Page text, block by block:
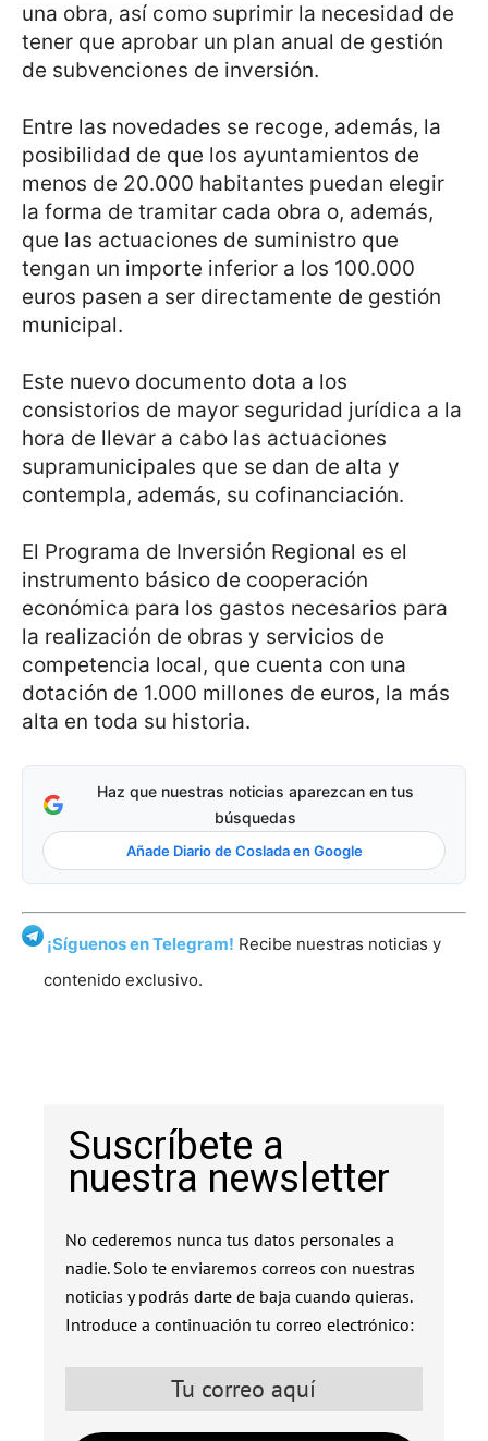
una obra, así como suprimir la necesidad de
tener que aprobar un plan anual de gestión
de subvenciones de inversión.
Entre las novedades se recoge, además, la
posibilidad de que los ayuntamientos de
menos de 20.000 habitantes puedan elegir
la forma de tramitar cada obra o, además,
que las actuaciones de suministro que
tengan un importe inferior a los 100.000
euros pasen a ser directamente de gestión
municipal.
Este nuevo documento dota a los
consistorios de mayor seguridad jurídica a la
hora de llevar a cabo las actuaciones
supramunicipales que se dan de alta y
contempla, además, su cofinanciación.
El Programa de Inversión Regional es el
instrumento básico de cooperación
económica para los gastos necesarios para
la realización de obras y servicios de
competencia local, que cuenta con una
dotación de 1.000 millones de euros, la más
alta en toda su historia.
Haz que nuestras noticias aparezcan en tus
búsquedas
Añade Diario de Coslada en Google
¡Síguenos en Telegram! Recibe nuestras noticias y
contenido exclusivo.
Suscríbete a
nuestra newsletter
No cederemos nunca tus datos personales a
nadie. Solo te enviaremos correos con nuestras
noticias y podrás darte de baja cuando quieras.
Introduce a continuación tu correo electrónico: